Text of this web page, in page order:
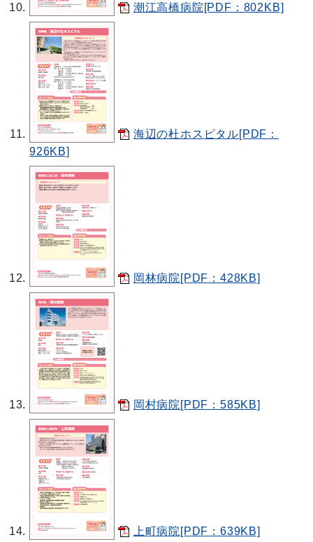
潮江高橋病院[PDF：802KB]
海辺の杜ホスピタル[PDF：
926KB]
岡林病院[PDF：428KB]
岡村病院[PDF：585KB]
上町病院[PDF：639KB]